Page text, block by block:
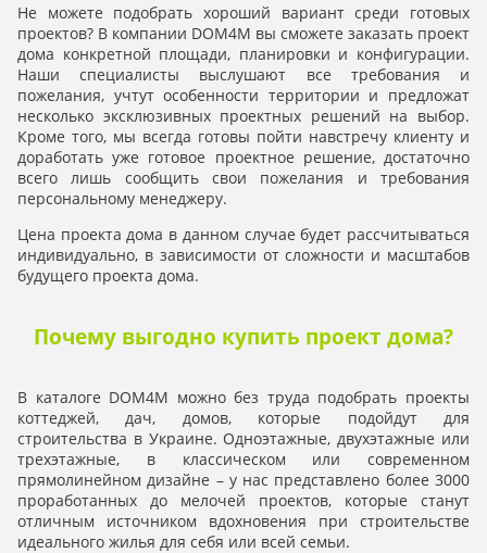
Не можете подобрать хороший вариант среди готовых
проектов? В компании DOM4M вы сможете заказать проект
дома конкретной площади, планировки и конфигурации.
Наши специалисты выслушают все требования и
пожелания, учтут особенности территории и предложат
несколько эксклюзивных проектных решений на выбор.
Кроме того, мы всегда готовы пойти навстречу клиенту и
доработать уже готовое проектное решение, достаточно
всего лишь сообщить свои пожелания и требования
персональному менеджеру.
Цена проекта дома в данном случае будет рассчитываться
индивидуально, в зависимости от сложности и масштабов
будущего проекта дома.
Почему выгодно купить проект дома?
В каталоге DOM4M можно без труда подобрать проекты
коттеджей, дач, домов, которые подойдут для
строительства в Украине. Одноэтажные, двухэтажные или
трехэтажные, в классическом или современном
прямолинейном дизайне – у нас представлено более 3000
проработанных до мелочей проектов, которые станут
отличным источником вдохновения при строительстве
идеального жилья для себя или всей семьи.